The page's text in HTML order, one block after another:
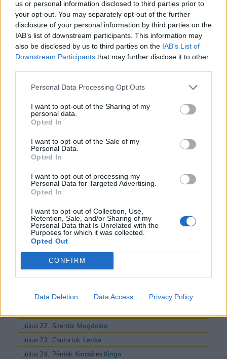
us or personal information disclosed to third parties prior to
your opt-out. You may separately opt-out of the further
disclosure of your personal information by third parties on the
IAB’s list of downstream participants. This information may
also be disclosed by us to third parties on the IAB’s List of
Downstream Participants that may further disclose it to other
Personal Data Processing Opt Outs
I want to opt-out of the Sharing of my
personal data.
Opted In
I want to opt-out of the Sale of my
Personal Data.
Opted In
I want to opt-out of processing my
Personal Data for Targeted Advertising.
Opted In
I want to opt-out of Collection, Use,
Retention, Sale, and/or Sharing of my
Personal Data that Is Unrelated with the
Purposes for which it was collected.
Opted Out
CONFIRM
Data Deletion Data Access Privacy Policy
Július
Július 1., Szerda: AnnamáriaésTihamér
Július 2., Csütörtök:
Július 3., Péntek:KornélésSoma
Július 4., Szombat:Ulrik
Július 5., Vasárnap:EmeseésSarolta
Július 7., Kedd:Apollónia
Július 8., Szerda:
Július 9., Csütörtök:Lukrécia
Július 10., Péntek:
Július 12., Vasárnap:DalmaésIzabella
Július 13., Hétfő:
Július 14., Kedd:Orsés Stella
Július 15., Szerda: HenrikésRoland
Július 16., Csütörtök:
Július 17., Péntek:ElekésEndre
Július 18., Szombat:Frigyes
Július 20., Hétfő:Illés
Július 22., Szerda: Magdolna
Július 23., Csütörtök: Lenke
Július 24., Péntek: Kincsõ és Kinga